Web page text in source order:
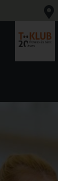
Fitness
és